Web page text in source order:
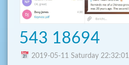
543 18694
2019-05-11 Saturday 22:32:01